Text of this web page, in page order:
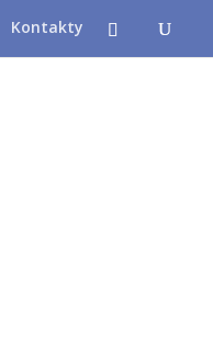
Kontakty